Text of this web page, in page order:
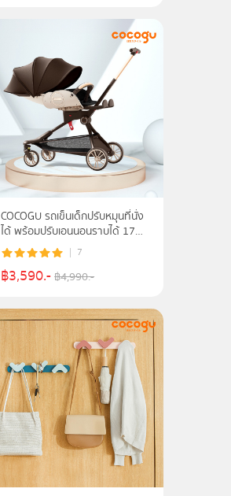
COCOGU รถเข็นเด็กปรับหมุนที่นั่ง
ได้ พร้อมปรับเอนนอนราบได้ 170
องศา รุ่น V9
7
฿3,590.-฿4,990.-